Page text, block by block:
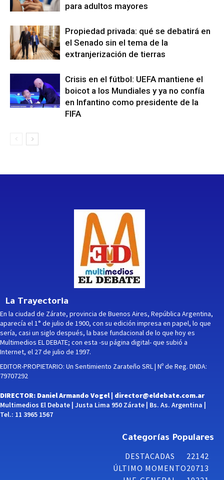
para adultos mayores
Propiedad privada: qué se debatirá en
el Senado sin el tema de la
extranjerización de tierras
Crisis en el fútbol: UEFA mantiene el
boicot a los Mundiales y ya no confía
en Infantino como presidente de la
FIFA
La Trayectoria
En la ciudad de Zárate, provincia de Buenos Aires, República Argentina,
aparecía el 1° de julio de 1900, con su edición impresa en papel, lo que
sería, casi un siglo después, la base fundacional de lo que hoy es
Multimedios EL DEBATE; con esta -su página digital- que subió a
Internet, el 27 de julio de 1997.
EDITOR-PROPIETARIO: Un Sentimiento Zarateño SRL | Nº de Reg. DNDA:
79707292
DIRECTOR: Daniel Armando Vogel | director@eldebate.com.ar
Multimedios El Debate | Justa Lima 950 Zárate | Bs. As. Argentina |
Tel.: 11 3965 1567
Categorías Populares
DESTACADAS
22142
ÚLTIMO MOMENTO20713